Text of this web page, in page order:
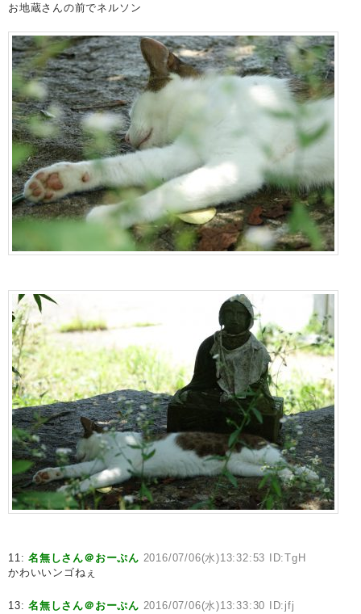
お地蔵さんの前でネルソン
11:名無しさん＠おーぷん 2016/07/06(水)13:32:53 ID:TgH
かわいいンゴねぇ
13:名無しさん＠おーぷん 2016/07/06(水)13:33:30 ID:jfj